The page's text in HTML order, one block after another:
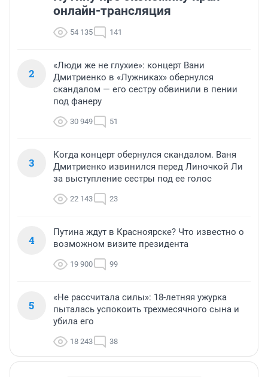
онлайн-трансляция
54 135 141
2
«Люди же не глухие»: концерт Вани
Дмитриенко в «Лужниках» обернулся
скандалом — его сестру обвинили в пении
под фанеру
30 949 51
3
Когда концерт обернулся скандалом. Ваня
Дмитриенко извинился перед Линочкой Ли
за выступление сестры под ее голос
22 143 23
4
Путина ждут в Красноярске? Что известно о
возможном визите президента
19 900 99
5
«Не рассчитала силы»: 18-летняя ужурка
пыталась успокоить трехмесячного сына и
убила его
18 243 38